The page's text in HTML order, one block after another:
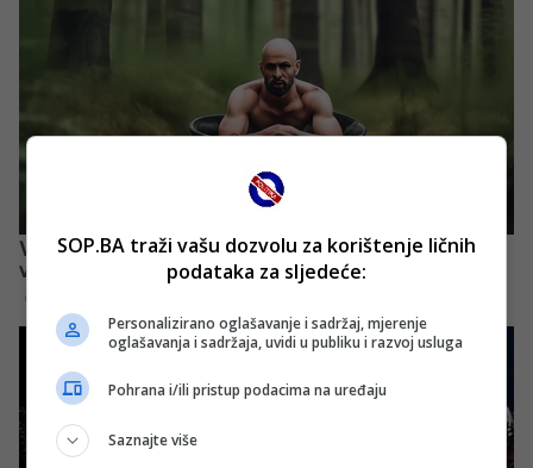
SOP.BA traži vašu dozvolu za korištenje ličnih
podataka za sljedeće:
Personalizirano oglašavanje i sadržaj, mjerenje
oglašavanja i sadržaja, uvidi u publiku i razvoj usluga
Pohrana i/ili pristup podacima na uređaju
Saznajte više